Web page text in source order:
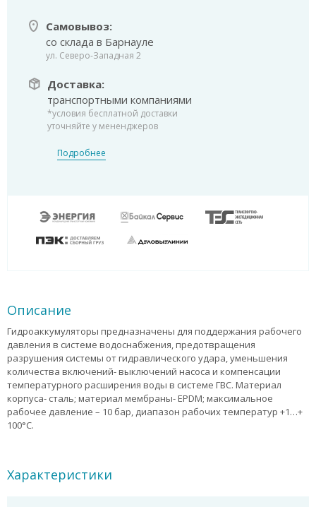
Самовывоз:
со склада в Барнауле
ул. Северо-Западная 2
Доставка:
транспортными компаниями
*условия бесплатной доставки
уточняйте у мененджеров
Подробнее
Описание
Гидроаккумуляторы предназначены для поддержания рабочего
давления в системе водоснабжения, предотвращения
разрушения системы от гидравлического удара, уменьшения
количества включений- выключений насоса и компенсации
температурного расширения воды в системе ГВС. Материал
корпуса- сталь; материал мембраны- EPDM; максимальное
рабочее давление – 10 бар, диапазон рабочих температур +1…+
100°С.
Характеристики